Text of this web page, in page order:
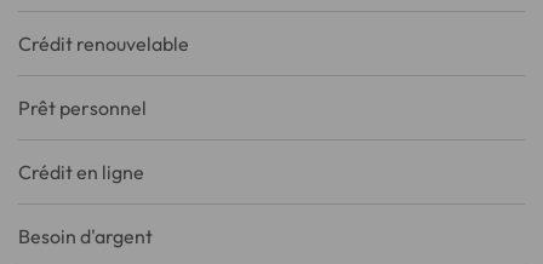
Crédit renouvelable
Prêt personnel
Crédit en ligne
Besoin d'argent